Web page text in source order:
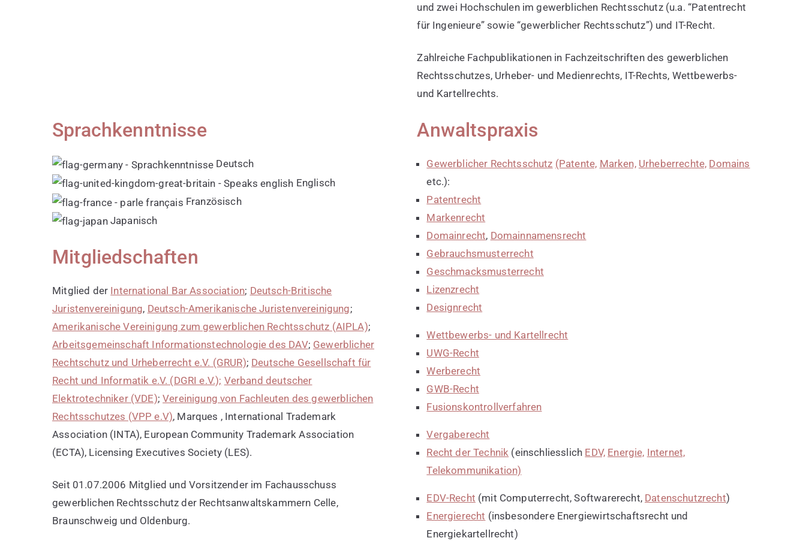
und zwei Hochschulen im gewerblichen Rechtsschutz (u.a. “Patentrecht
für Ingenieure” sowie “gewerblicher Rechtsschutz”) und IT-Recht.
Zahlreiche Fachpublikationen in Fachzeitschriften des gewerblichen
Rechtsschutzes, Urheber- und Medienrechts, IT-Rechts, Wettbewerbs-
und Kartellrechts.
Sprachkenntnisse
Deutsch
Englisch
Französisch
Japanisch
Mitgliedschaften
Mitglied der International Bar Association; Deutsch-Britische
Juristenvereinigung, Deutsch-Amerikanische Juristenvereinigung;
Amerikanische Vereinigung zum gewerblichen Rechtsschutz (AIPLA);
Arbeitsgemeinschaft Informationstechnologie des DAV; Gewerblicher
Rechtschutz und Urheberrecht e.V. (GRUR); Deutsche Gesellschaft für
Recht und Informatik e.V. (DGRI e.V.); Verband deutscher
Elektrotechniker (VDE);Vereinigung von Fachleuten des gewerblichen
Rechtsschutzes (VPP e.V), Marques , International Trademark
Association (INTA), European Community Trademark Association
(ECTA), Licensing Executives Society (LES).
Seit 01.07.2006 Mitglied und Vorsitzender im Fachausschuss
gewerblichen Rechtsschutz der Rechtsanwaltskammern Celle,
Braunschweig und Oldenburg.
Anwaltspraxis
Gewerblicher Rechtsschutz (Patente, Marken, Urheberrechte, Domains
etc.):
Patentrecht
Markenrecht
Domainrecht, Domainnamensrecht
Gebrauchsmusterrecht
Geschmacksmusterrecht
Lizenzrecht
Designrecht
Wettbewerbs- und Kartellrecht
UWG-Recht
Werberecht
GWB-Recht
Fusionskontrollverfahren
Vergaberecht
Recht der Technik (einschliesslich EDV, Energie, Internet,
Telekommunikation)
EDV-Recht (mit Computerrecht, Softwarerecht, Datenschutzrecht)
Energierecht (insbesondere Energiewirtschaftsrecht und
Energiekartellrecht)